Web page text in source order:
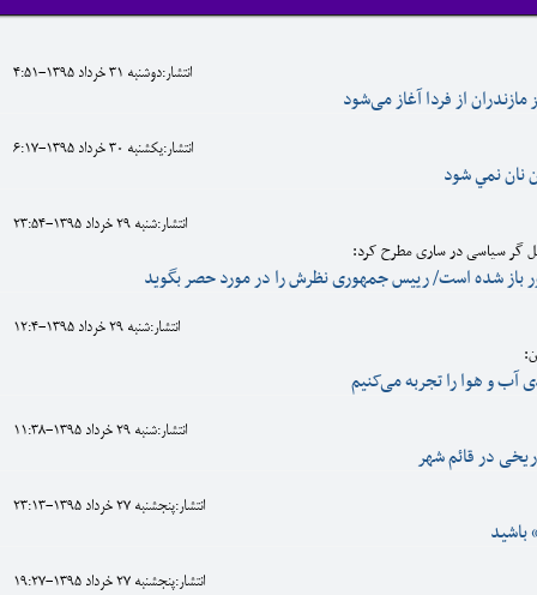
انتشار:دوشنبه 31 خرداد 1395-4:51
مازندران از فردا آغاز می‌شود
انتشار:يکشنبه 30 خرداد 1395-6:17
نان نمي شود
انتشار:شنبه 29 خرداد 1395-23:54
گر سیاسی در ساری مطرح کرد:
شده است/ رییس جمهوری نظرش را در مورد حصر بگوید
انتشار:شنبه 29 خرداد 1395-12:4
آب و هوا را تجربه می‌کنیم
انتشار:شنبه 29 خرداد 1395-11:38
در قائم شهر
انتشار:پنجشنبه 27 خرداد 1395-23:13
باشید
انتشار:پنجشنبه 27 خرداد 1395-19:27